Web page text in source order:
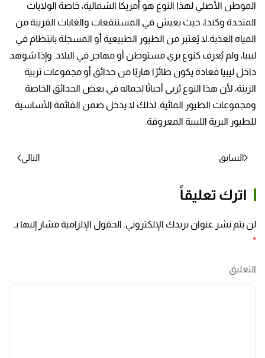
الموطن الأصلي لهذا النوع هو أمريكا الشمالية، خاصة الولايات
المتحدة وكندا، حيث يعيش في المستنقعات والغابات القريبة من
المياه العذبة.لا يُعتبر من الطيور الطبيعية أو المسجلة بانتظام في
ليبيا، ولم يُعرف كنوع بري مستوطن أو مهاجر في البلاد. وإذا شوهد
داخل ليبيا فعادة يكون طائرًا هاربًا من حدائق أو مجموعات تربية
الزينة، لأن هذا النوع يُربى أحيانًا لجماله في بعض الحدائق الخاصة
ومجموعات الطيور المائية. لذلك لا يدخل ضمن القائمة الأساسية
للطيور البرية الليبية المعروفة.
السابق التالي
اترك تعليقاً
لن يتم نشر عنوان بريدك الإلكتروني. الحقول الإلزامية مشار إليها بـ
*
التعليق